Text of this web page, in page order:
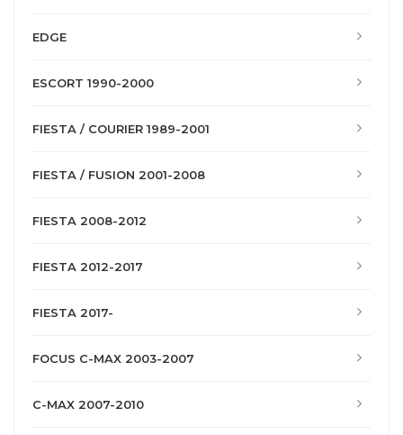
EDGE
ESCORT 1990-2000
FIESTA / COURIER 1989-2001
FIESTA / FUSION 2001-2008
FIESTA 2008-2012
FIESTA 2012-2017
FIESTA 2017-
FOCUS C-MAX 2003-2007
C-MAX 2007-2010